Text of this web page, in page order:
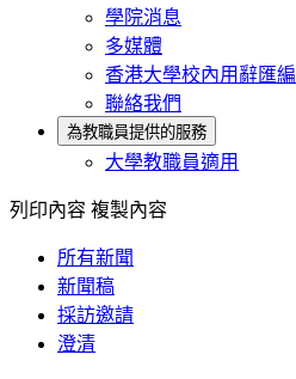
學院消息
多媒體
香港大學校內用辭匯編
聯絡我們
為教職員提供的服務
大學教職員適用
列印內容 複製內容
所有新聞
新聞稿
採訪邀請
澄清